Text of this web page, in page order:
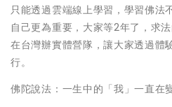
只能透過雲端線上學習，學習佛法
自己更為重要，大家等2年了，求
在台灣辦實體營隊，讓大家透過體
行。
佛陀說法：一生中的「我」一直在